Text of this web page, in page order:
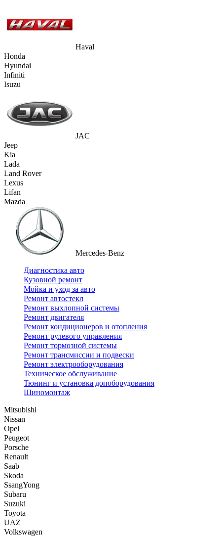
Haval
Honda
Hyundai
Infiniti
Isuzu
JAC
Jeep
Kia
Lada
Land Rover
Lexus
Lifan
Mazda
Mercedes-Benz
Диагностика авто
Кузовной ремонт
Мойка и уход за авто
Ремонт автостекл
Ремонт выхлопной системы
Ремонт двигателя
Ремонт кондиционеров и отопления
Ремонт рулевого управления
Ремонт тормозной системы
Ремонт трансмиссии и подвески
Ремонт электрооборудования
Техническое обслуживание
Тюнинг и установка допоборудования
Шиномонтаж
Mitsubishi
Nissan
Opel
Peugeot
Porsche
Renault
Saab
Skoda
SsangYong
Subaru
Suzuki
Toyota
UAZ
Volkswagen